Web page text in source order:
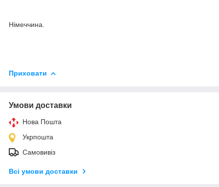
Німеччина.
Приховати
Умови доставки
Нова Пошта
Укрпошта
Самовивіз
Всі умови доставки